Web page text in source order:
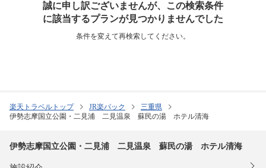
誠に申し訳ございませんが、この検索条件
に該当するプランが見つかりませんでした
条件を変えて再検索してください。
楽天トラベルトップ JR楽パック
三重県
伊勢志摩国立公園・二見浦 二見温泉 蘇民の湯 ホテル清海
伊勢志摩国立公園・二見浦 二見温泉 蘇民の湯 ホテル清海